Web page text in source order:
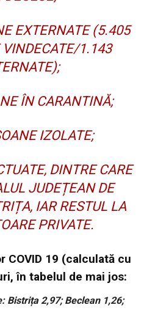
EXTERNATE (5.405
VINDECATE/1.143
ÎN CARANTINĂ;
IZOLATE;
DINTRE CARE
JUDEȚEAN DE
IAR RESTUL LA
PRIVATE.
COVID 19 (calculată cu
în tabelul de mai jos:
Bistrița 2,97; Beclean 1,26;